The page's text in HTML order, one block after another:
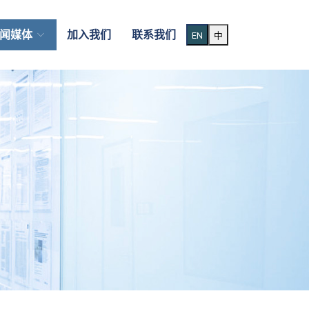
媒体 加入我们 联系我们 EN 中